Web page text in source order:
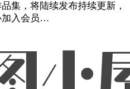
集，将陆续发布持续更新，
加入会员…